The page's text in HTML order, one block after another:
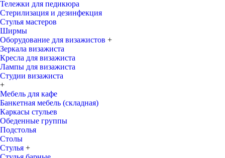
Тележки для педикюра
Стерилизация и дезинфекция
Стулья мастеров
Ширмы
Оборудование для визажистов +
Зеркала визажиста
Кресла для визажиста
Лампы для визажиста
Студии визажиста
+
Мебель для кафе
Банкетная мебель (складная)
Каркасы стульев
Обеденные группы
Подстолья
Столы
Стулья +